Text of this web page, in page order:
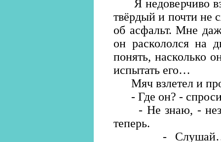
Я недоверчиво
твёрдый и почти не
об асфальт. Мне
он раскололся на
понять, насколько
испытать его…
Мяч взлетел и
- Где он? -
- Не знаю, -
теперь.
- Слушай… -